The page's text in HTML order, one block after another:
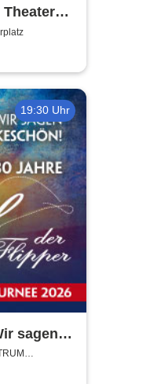
19:30 Uhr
sagen
- Die
2026